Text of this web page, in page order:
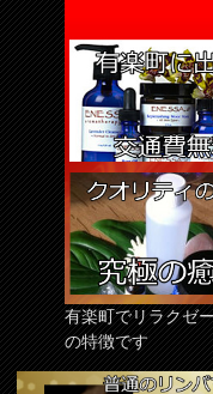
有楽町でリラクゼ
の特徴です